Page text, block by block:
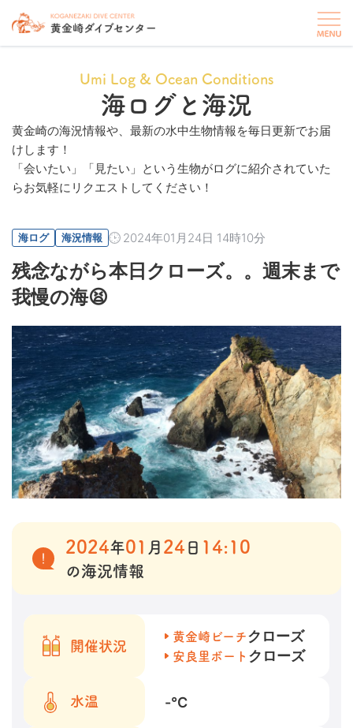
Umi Log & Ocean Conditions
海ログと海況
黄金崎の海況情報や、最新の水中生物情報を毎日更新でお届
けします！
「会いたい」「見たい」という生物がログに紹介されていた
らお気軽にリクエストしてください！
海ログ 海況情報 2024年01月24日 14時10分
残念ながら本日クローズ。。週末まで
我慢の海😫
2024年01 月 24 日 14:10
の海況情報
開催状況
黄金崎ビーチクローズ
安良里ボート クローズ
水温 -℃